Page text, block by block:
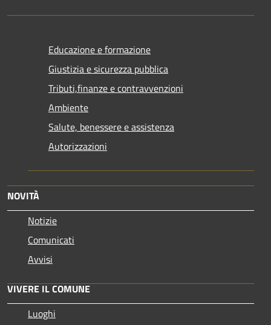
Educazione e formazione
Giustizia e sicurezza pubblica
Tributi,finanze e contravvenzioni
Ambiente
Salute, benessere e assistenza
Autorizzazioni
NOVITÀ
Notizie
Comunicati
Avvisi
VIVERE IL COMUNE
Luoghi